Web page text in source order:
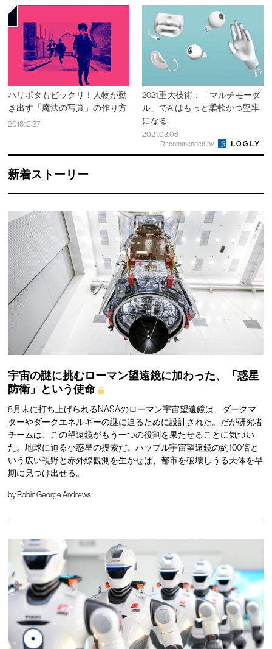
ハリポタもビックリ！人物が動
き出す「魔法の写真」の作り方
2018.12.27
2021重大技術：「マルチモーダ
ル」でAIはもっと柔軟かつ堅牢
になる
2021.03.08
Recommended by
新着ストーリー
宇宙の謎に挑むローマン望遠鏡に加わった、「惑星
防衛」という使命
8月末に打ち上げられるNASAのローマン宇宙望遠鏡は、ダークマ
ターやダークエネルギーの謎に迫るために設計された。だが研究者
チームは、この望遠鏡がもう一つの役割を果たせることに気づい
た。地球に迫る小惑星の捜索だ。ハッブル宇宙望遠鏡の約100倍と
いう広い視野と赤外線観測を生かせば、都市を破壊しうる天体を早
期に見つけ出せる。
byRobin George Andrews